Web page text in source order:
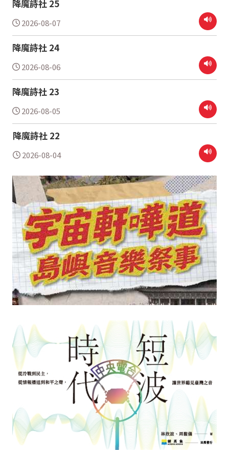
降魔詩社 25
2026-08-07
降魔詩社 24
2026-08-06
降魔詩社 23
2026-08-05
降魔詩社 22
2026-08-04